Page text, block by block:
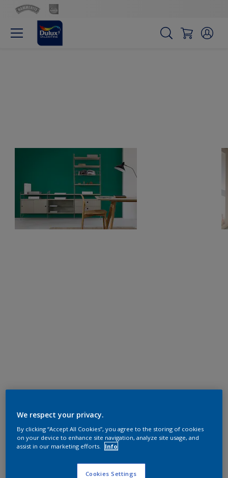
We respect your privacy.
By clicking “Accept All Cookies”, you agree to the storing of cookies
on your device to enhance site navigation, analyze site usage, and
assist in our marketing efforts.
Info
Cookies Settings